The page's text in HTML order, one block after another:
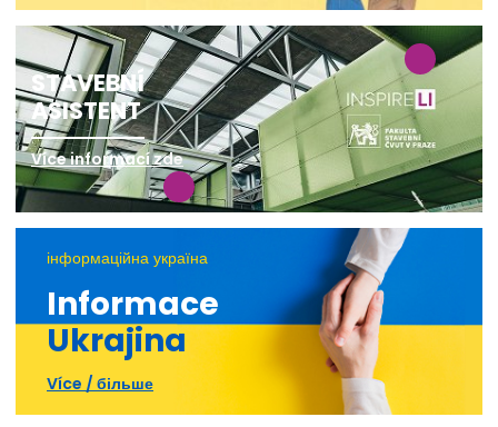
STAVEBNÍ
ASISTENT
Více informací zde
інформаційна україна
Informace
Ukrajina
Více / більше